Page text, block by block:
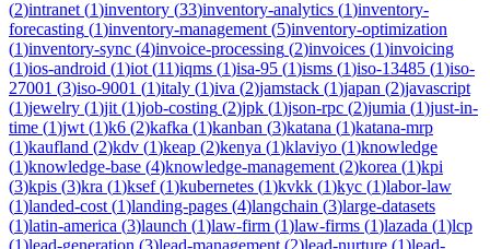
(2)intranet (1)inventory (33)inventory-analytics (1)inventory-
forecasting (1)inventory-management (5)inventory-optimization
(1)inventory-sync (4)invoice-processing (2)invoices (1)invoicing
(1)ios-android (1)iot (11)iqms (1)isa-95 (1)isms (1)iso-13485 (1)iso-
27001 (3)iso-9001 (1)italy (1)iva (2)jamstack (1)japan (2)javascript
(1)jewelry (1)jit (1)job-costing (2)jpk (1)json-rpc (2)jumia (1)just-in-
time (1)jwt (1)k6 (2)kafka (1)kanban (3)katana (1)katana-mrp
(1)kaufland (2)kdv (1)keap (2)kenya (1)klaviyo (1)knowledge
(1)knowledge-base (4)knowledge-management (2)korea (1)kpi
(3)kpis (3)kra (1)ksef(1)kubernetes (1)kvkk (1)kyc (1)labor-law
(1)landed-cost (1)landing-pages (4)langchain (3)large-datasets
(1)latin-america (3)launch (1)law-firm (1)law-firms (1)lazada (1)lcp
(1)lead-generation (3)lead-management (2)lead-nurture (1)lead-